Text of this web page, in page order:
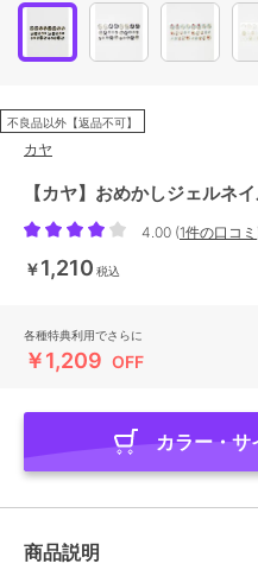
不良品以外【返品不可】
カヤ
【カヤ】おめかしジェルネ
4.00 (1件の口コミ
￥1,210 税込
各種特典利用でさらに
￥1,209 OFF
カラー・サ
商品説明